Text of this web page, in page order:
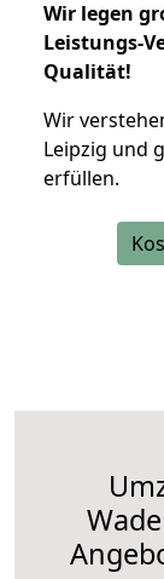
Wir legen
Leistungs-
Qualität!
Wir
Leipzig und
erfüllen.